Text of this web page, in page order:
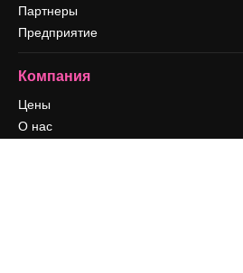
Партнеры
Предприятие
Компания
Цены
О нас